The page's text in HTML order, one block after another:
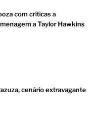
com críticas a
a Taylor Hawkins
cenário extravagante